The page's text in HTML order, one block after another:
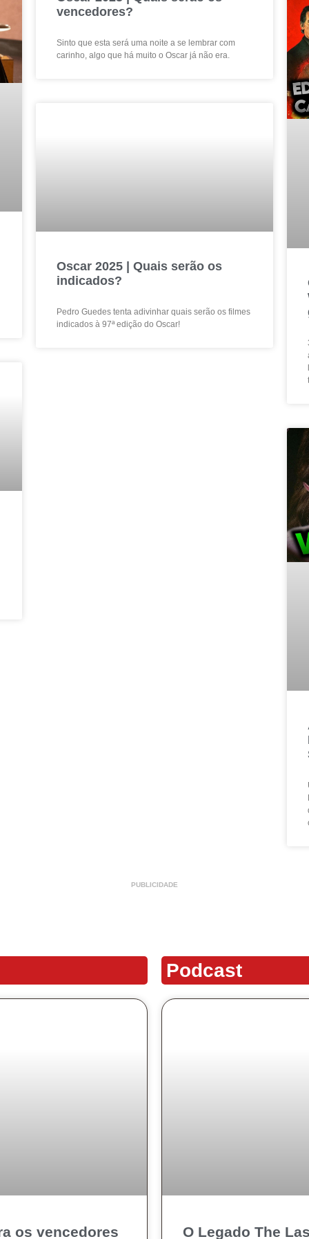
vencedores?
Sinto que esta será uma noite a se lembrar com
carinho, algo que há muito o Oscar já não era.
Oscar 2025 | Quais serão os
indicados?
Pedro Guedes tenta adivinhar quais serão os filmes
indicados à 97ª edição do Oscar!
PUBLICIDADE
os vencedores
Podcast
O Legado The